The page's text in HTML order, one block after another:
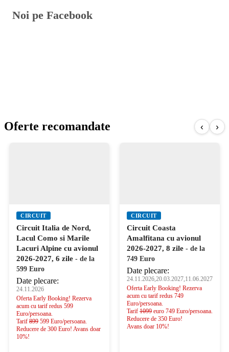
Noi pe Facebook
Oferte recomandate ‹ ›
CIRCUIT
Circuit Italia de Nord,
Lacul Como si Marile
Lacuri Alpine cu avionul
2026-2027, 6 zile - de la
599 Euro
Date plecare:
24.11.2026
Oferta Early Booking! Rezerva
acum cu tarif redus 599
Euro/persoana.
Tarif 899 599 Euro/persoana.
Reducere de 300 Euro! Avans doar
10%!
CIRCUIT
Circuit Coasta
Amalfitana cu avionul
2026-2027, 8 zile - de la
749 Euro
Date plecare:
24.11.2026,20.03.2027,11.06.2027
Oferta Early Booking! Rezerva
acum cu tarif redus 749
Euro/persoana.
Tarif 1099 euro 749 Euro/persoana.
Reducere de 350 Euro!
Avans doar 10%!